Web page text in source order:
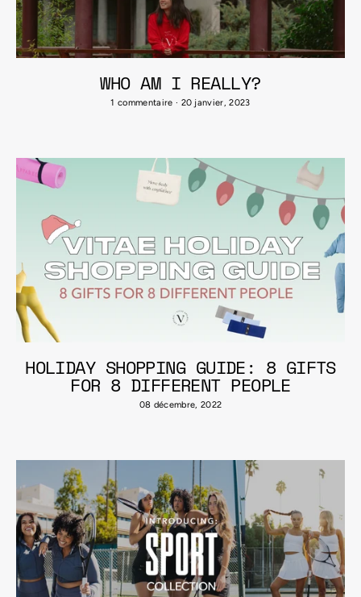
WHO AM I REALLY?
1 commentaire · 20 janvier, 2023
HOLIDAY SHOPPING GUIDE: 8 GIFTS
FOR 8 DIFFERENT PEOPLE
08 décembre, 2022